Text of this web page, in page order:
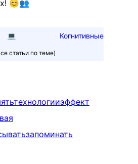
😊👥
💻
Когнитивные
статьи по теме)
технологииэффект
запоминать